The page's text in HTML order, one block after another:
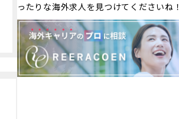
ったりな海外求人を見つけてくださいね！